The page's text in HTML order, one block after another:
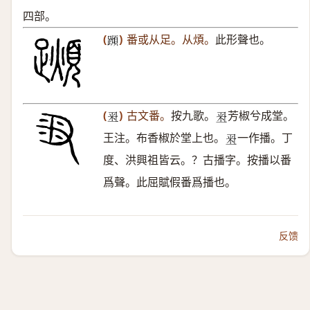
四部。
(𨆌 ) 番或从足。从煩。 此形聲也。
(𥸨 ) 古文番。 按九歌。 𥸨 芳椒兮成堂。
王注。布香椒於堂上也。 𥸨 一作播。丁
度、洪興祖皆云。？古播字。按播以番
爲聲。此屈賦假番爲播也。
反馈